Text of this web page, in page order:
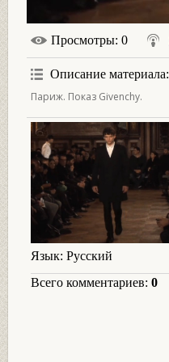
Просмотры: 0
Описание материала:
Париж. Показ Givenchy.
Язык: Русский
Всего комментариев: 0